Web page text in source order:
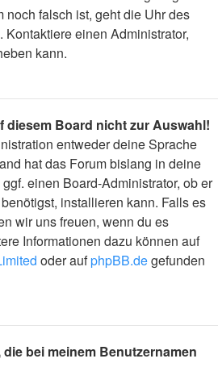
noch falsch ist, geht die Uhr des
einen Administrator,
kann.
diesem Board nicht zur Auswahl!
entweder deine Sprache
hat das Forum bislang in deine
einen Board-Administrator, ob er
installieren kann. Falls es
wir uns freuen, wenn du es
Informationen dazu können auf
oder aufphpBB.degefunden
bei meinem Benutzernamen